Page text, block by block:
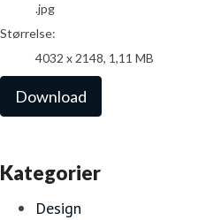
.jpg
Størrelse:
4032 x 2148, 1,11 MB
Download
Kategorier
Design